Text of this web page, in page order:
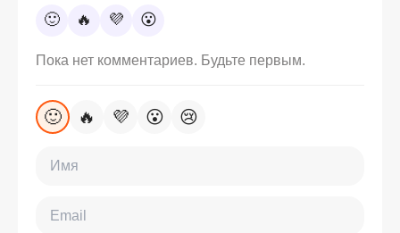
🙂 🔥 💜 😮
Пока нет комментариев. Будьте первым.
🙂 🔥 💜 😮 😢